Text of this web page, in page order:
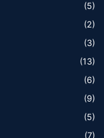
(5)
(2)
(3)
(13)
(6)
(9)
(5)
(7)